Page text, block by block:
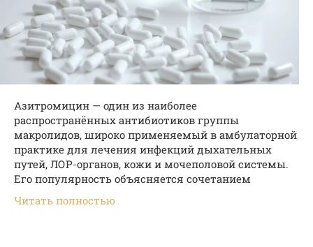
Азитромицин — один из наиболее
распространённых антибиотиков группы
макролидов, широко применяемый в амбулаторной
практике для лечения инфекций дыхательных
путей, ЛОР-органов, кожи и мочеполовой системы.
Его популярность объясняется сочетанием
Читать полностью